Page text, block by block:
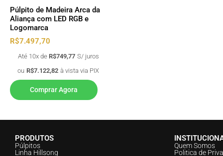
Púlpito de Madeira Arca da
Aliança com LED RGB e
Logomarca
R$7.497,70
Até 10x de R$749,77 S/ juros
ou R$7.122,82 à vista via PIX
Comprar Agora
PRODUTOS
Púlpitos
Linha Hillsong
Quem Somos
Politica de